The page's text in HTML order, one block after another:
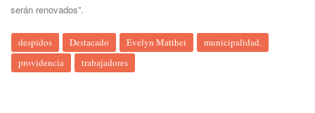
serán renovados”.
despidos Destacado Evelyn Matthei
municipalidad.
providencia
trabajadores